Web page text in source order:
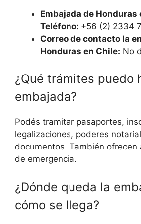
Embajada de Honduras
Teléfono: +56 (2) 2334
Correo de contacto la
Honduras en Chile: No
¿Qué trámites puedo
embajada?
Podés tramitar pasaportes,
legalizaciones, poderes
documentos. También ofrecen
de emergencia.
¿Dónde queda la
cómo se llega?